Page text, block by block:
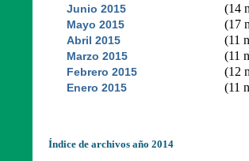
Junio 2015 (14
Mayo 2015 (17
Abril 2015 (11
Marzo 2015 (11
Febrero 2015 (12
Enero 2015 (11
Índice de archivos año 2014